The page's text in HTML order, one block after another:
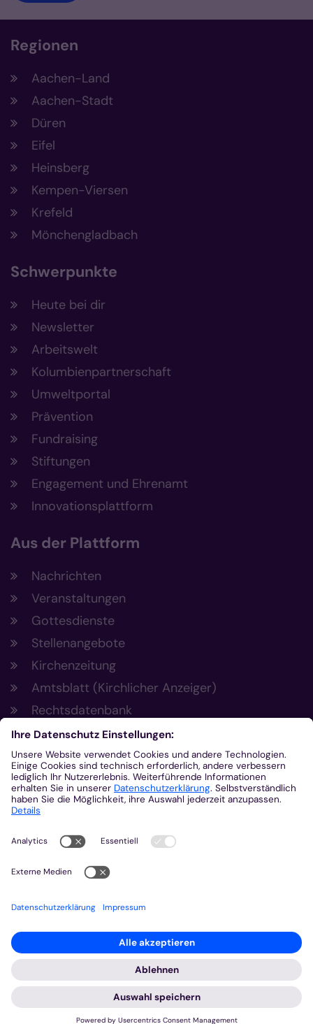
Regionen
Aachen-Land
Aachen-Stadt
Düren
Eifel
Heinsberg
Kempen-Viersen
Krefeld
Mönchengladbach
Schwerpunkte
Heute bei dir
Newsletter
Arbeitswelt
Kolumbienpartnerschaft
Umweltportal
Prävention
Fundraising
Stiftungen
Engagement und Ehrenamt
Innovationsplattform
Aus der Plattform
Nachrichten
Veranstaltungen
Gottesdienste
Stellenangebote
Kirchenzeitung
Amtsblatt (Kirchlicher Anzeiger)
Rechtsdatenbank
Meldestelle gemäß Hinweisgeberschutzgesetz
Kontakt
+49 241 452-0
kommunikation@bistum-aachen.de
www.bistum-aachen.de
2026 © Bistum Aachen
Impressum
Datenschutzerklärung